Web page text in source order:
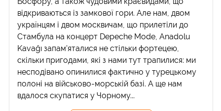
відкриваються із замкової гори. Але нам, двом
українцям і двом москвичам, що прилетіли до
Стамбула на концерт Depeche Mode, Anadolu
Kavağı запам'яталися не стільки фортецею,
скільки пригодами, які з нами тут трапилися: ми
несподівано опинилися фактично у турецькому
полоні на військово-морській базі. А ще нам
вдалося скупатися у Чорному...